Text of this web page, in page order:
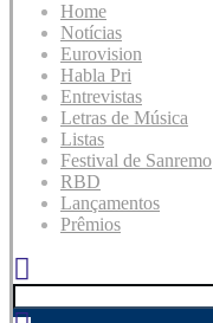
Home
Notícias
Eurovision
Habla Pri
Entrevistas
Letras de Música
Listas
Festival de Sanremo
RBD
Lançamentos
Prêmios